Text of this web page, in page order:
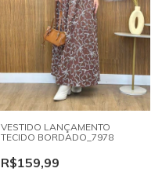
VESTIDO LANÇAMENTO
TECIDO BORDADO_7978
R$159,99